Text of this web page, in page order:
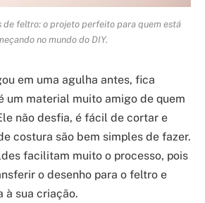
de feltro: o projeto perfeito para quem está
no mundo do DIY.
em uma agulha antes, fica
um material muito amigo de quem
não desfia, é fácil de cortar e
costura são bem simples de fazer.
facilitam muito o processo, pois
o desenho para o feltro e
à sua criação.